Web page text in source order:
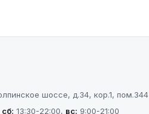
шоссе, д.34, кор.1, пом.344
сб: 13:30-22:00, вс: 9:00-21:00